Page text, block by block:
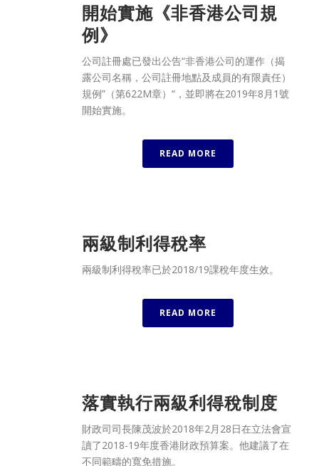
開始實施《非香港公司規
例》
公司註冊處已發出公告“非香港公司的運作（揭
露公司名稱，公司註冊地點及成員的有限責任）
規例”（第622M章）“，並即將在2019年8月1號
開始實施。
READ MORE
兩級制利得稅率
兩級制利得稅率已於2018/19課稅年度生效。
READ MORE
落實執行兩級利得稅制度
財政司司長陳茂波於2018年2月28日在立法會宣
讀了2018-19年度香港財政預算案。他建議了在
不同範疇的寬免措施。